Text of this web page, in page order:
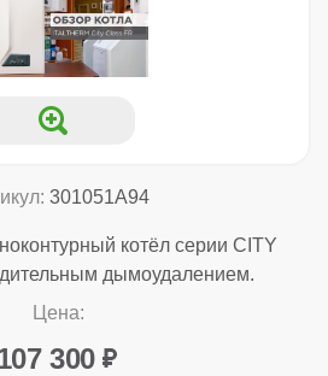
301051A94
котёл серии CITY
дымоудалением.
Цена:
300